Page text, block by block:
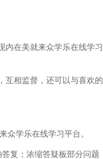
内在美就来众学乐在线学习
互相监督，还可以与喜欢的
众学乐在线学习平台。
复；浓缩答疑板部分问题